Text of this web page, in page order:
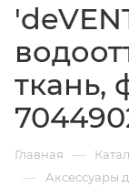
ткань,
Главная —
— Аксессуары